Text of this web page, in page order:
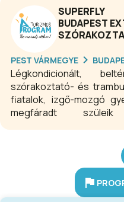
SUPERFLY
BUDAPEST
PEST VÁRMEGYE
Légkondicionált,
szórakoztató- és
fiatalok, izgő-mozgó
megfáradt szüleik
rendkívül
rendelkezik.
velünk!
kiemelkedően vonzó és